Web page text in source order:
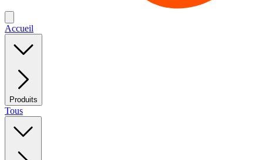
Accueil
Produits
Tous